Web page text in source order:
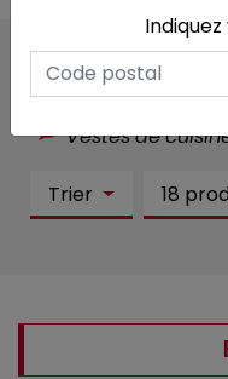
Unera :13
Vestes de
Trier 18